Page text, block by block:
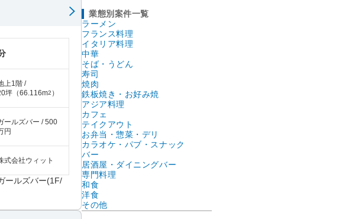
上1階 /
坪 （66.116m2 ）
ールズバー / 500
円
式会社ウィット
ールズバー(1F/
業態別案件一覧
ラーメン
フランス料理
イタリア料理
中華
そば・うどん
寿司
焼肉
鉄板焼き・お好み焼
アジア料理
カフェ
テイクアウト
お弁当・惣菜・デリ
カラオケ・パブ・スナック
バー
居酒屋・ダイニングバー
専門料理
和食
洋食
その他